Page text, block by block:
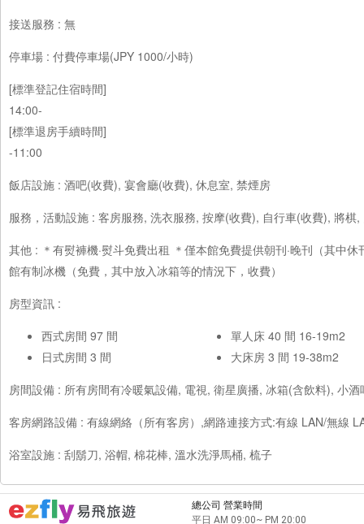
接送服務 : 無
停車場 : 付費停車場(JPY 1000/小時)
[標準登記住宿時間]
14:00-
[標準退房手續時間]
-11:00
飯店設施 : 酒吧(收費), 宴會廳(收費), 休息室, 禁煙房
服務，活動設施 : 客房服務, 洗衣服務, 按摩(收費), 自行車(收費), 將棋,
其他 : ＊有熨褲機·熨斗免費出租 ＊僅本館免費提供朝刊·晚刊（其中
館有制冰機（免費，其中放入冰箱等的情況下，收費）
房型資訊 :
西式房間 97 間
日式房間 3 間
單人床 40 間 16-19m2
大床房 3 間 19-38m2
房間設備 : 所有房間有冷暖氣設備, 電視, 衛星廣播, 冰箱(含飲料), 小酒
客房網路設備 : 有線網絡（所有客房）,網路連接方式:有線 LAN/無線
浴室設施 : 刮鬍刀, 浴帽, 棉花棒, 溫水洗淨馬桶, 梳子